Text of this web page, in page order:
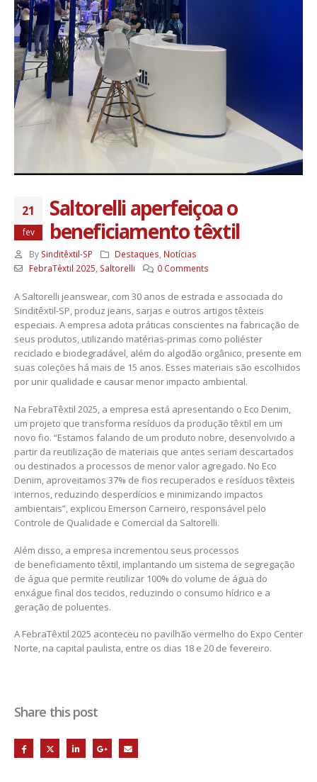
21
fev
Saltorelli aperfeiçoa o
beneficiamento têxtil
By Sinditêxtil-SP Destaques, Notícias
FebraTêxtil 2025, Saltorelli 0 Comments
A Saltorelli jeanswear, com 30 anos de estrada e associada do
Sinditêxtil-SP, produz jeans, sarjas e outros artigos têxteis
especiais. A empresa adota práticas conscientes na fabricação de
seus produtos, utilizando matérias-primas como poliéster
reciclado e biodegradável, além do algodão orgânico, presente em
suas coleções há mais de 15 anos. Esses materiais são escolhidos
por unir qualidade e causar menor impacto ambiental.
Na FebraTêxtil 2025, a empresa está apresentando o Eco Denim,
um projeto que transforma resíduos da produção têxtil em um
novo fio. “Estamos falando de um produto nobre, desenvolvido a
partir da reutilização de materiais que antes seriam descartados
ou destinados a processos de menor valor agregado. No Eco
Denim, aproveitamos 37% de fios recuperados e resíduos têxteis
internos, reduzindo desperdícios e minimizando impactos
ambientais”, explicou Emerson Carneiro, responsável pelo
Controle de Qualidade e Comercial da Saltorelli.
Além disso, a empresa incrementou seus processos
de beneficiamento têxtil, implantando um sistema de segregação
de água que permite reutilizar 100% do volume de água do
enxágue final dos tecidos, reduzindo o consumo hídrico e a
geração de poluentes.
A FebraTêxtil 2025 aconteceu no pavilhão vermelho do Expo Center
Norte, na capital paulista, entre os dias 18 e 20 de fevereiro.
Share this post